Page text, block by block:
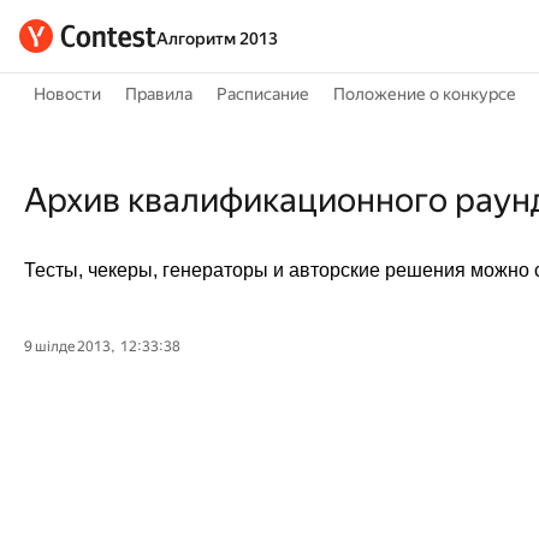
Алгоритм 2013
Новости Правила Расписание Положение о конкурсе
Архив квалификационного
Тесты, чекеры, генераторы и авторские решения можно
9 шілде 2013, 12:33:38